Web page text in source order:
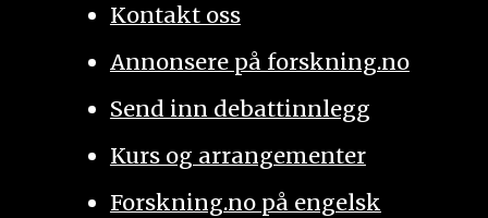
Kontakt oss
Annonsere på forskning.no
Send inn debattinnlegg
Kurs og arrangementer
Forskning.no på engelsk